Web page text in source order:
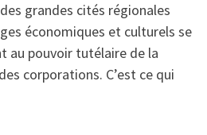
grandes cités régionales
économiques et culturels se
au pouvoir tutélaire de la
corporations. C’est ce qui